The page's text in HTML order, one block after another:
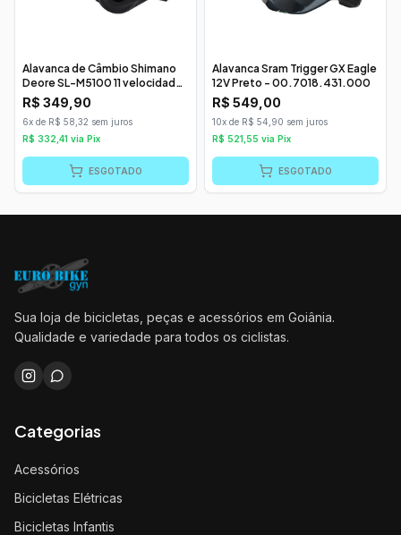
Alavanca de Câmbio Shimano
Deore SL-M5100 11 velocidades
Direita
R$ 349,90
6x de R$ 58,32 sem juros
R$ 332,41 via Pix
ESGOTADO
Alavanca Sram Trigger GX Eagle
12V Preto - 00.7018.431.000
R$ 549,00
10x de R$ 54,90 sem juros
R$ 521,55 via Pix
ESGOTADO
Sua loja de bicicletas, peças e acessórios em Goiânia.
Qualidade e variedade para todos os ciclistas.
Categorias
Acessórios
Bicicletas Elétricas
Bicicletas Infantis